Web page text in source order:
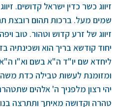
זיווג כשר כדין ישראל קדושים.
שמים מעל. ברכות תהום רובצת
זיווג של זרע קדוש וטהור. טוב
יחוד קודשא בריך הוא ושכינתיה
ליחדא שם יו"ד ה"א בשם וא"ו
ומזומנת לעשות טבילה כדת משה
יהי רצון מלפניך ה' אלהים
טהרה וקדושה מאיתך ותתרצה בנו